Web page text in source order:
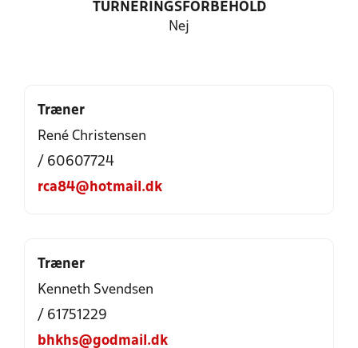
TURNERINGSFORBEHOLD
Nej
Træner
René Christensen
/ 60607724
rca84@hotmail.dk
Træner
Kenneth Svendsen
/ 61751229
bhkhs@godmail.dk